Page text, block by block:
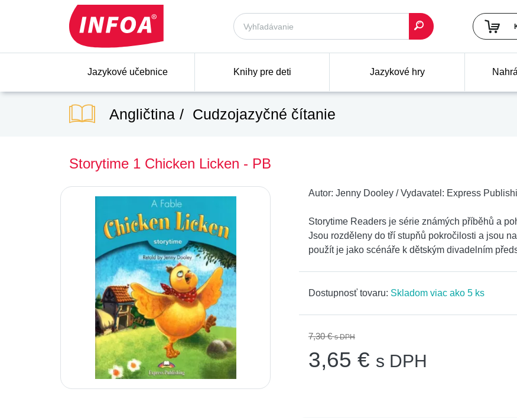
Jazykové učebnice Knihy pre deti Jazykové hry
Angličtina Cudzojazyčné čítanie
Storytime 1 Chicken Licken - PB
Autor: Jenny Dooley /Vydavatel: Express
Storytime Readers je série známých příběhů a
Jsou rozděleny do tří stupňů pokročilosti a jsou
použít je jako scénáře k dětským divadelním
Dostupnosť tovaru: Skladom viac ako 5 ks
7,30 €s DPH
3,65 € s DPH